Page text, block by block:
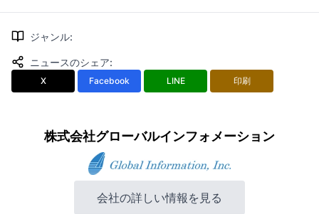
ジャンル:
ニュースのシェア:
X Facebook LINE 印刷
株式会社グローバルインフォメーション
会社の詳しい情報を見る